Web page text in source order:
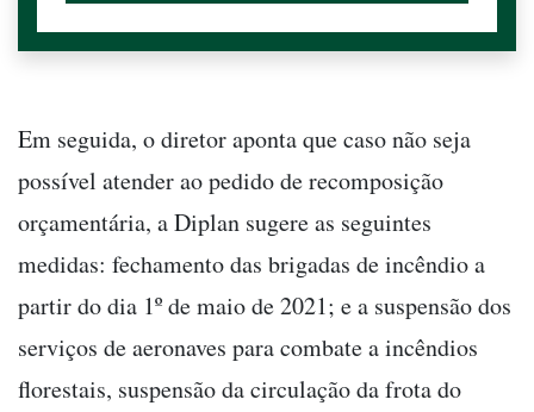
Em seguida, o diretor aponta que caso não seja
possível atender ao pedido de recomposição
orçamentária, a Diplan sugere as seguintes
medidas: fechamento das brigadas de incêndio a
partir do dia 1º de maio de 2021; e a suspensão dos
serviços de aeronaves para combate a incêndios
florestais, suspensão da circulação da frota do